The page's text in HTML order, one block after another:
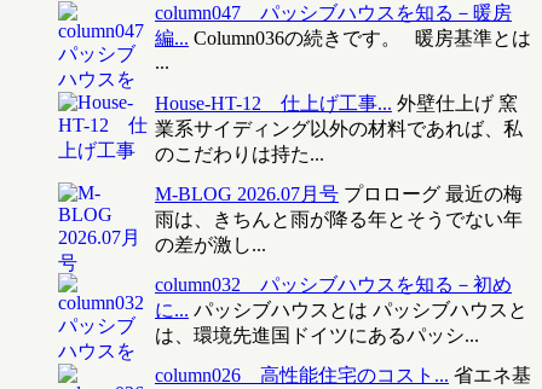
column047 パッシブハウスを知る－暖房
編... Column036の続きです。 暖房基準とは
...
House-HT-12 仕上げ工事... 外壁仕上げ 窯
業系サイディング以外の材料であれば、私
のこだわりは持た...
M-BLOG 2026.07月号 プロローグ 最近の梅
雨は、きちんと雨が降る年とそうでない年
の差が激し...
column032 パッシブハウスを知る－初め
に... パッシブハウスとは パッシブハウスと
は、環境先進国ドイツにあるパッシ...
column026 高性能住宅のコスト... 省エネ基